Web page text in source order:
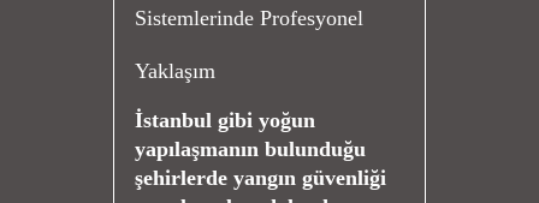
Sistemlerinde Profesyonel
Yaklaşım
İstanbul gibi yoğun
yapılaşmanın bulunduğu
şehirlerde yangın güvenliği